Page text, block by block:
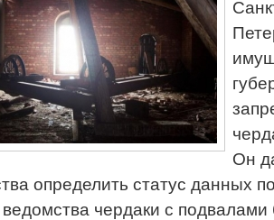
Он
определить статус данных
чердаки с